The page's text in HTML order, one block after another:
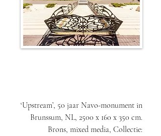
‘Upstream’, 50 jaar Navo-monument in
Brunssum, NL, 2500 x 160 x 350 cm.
Brons, mixed media, Collectie: